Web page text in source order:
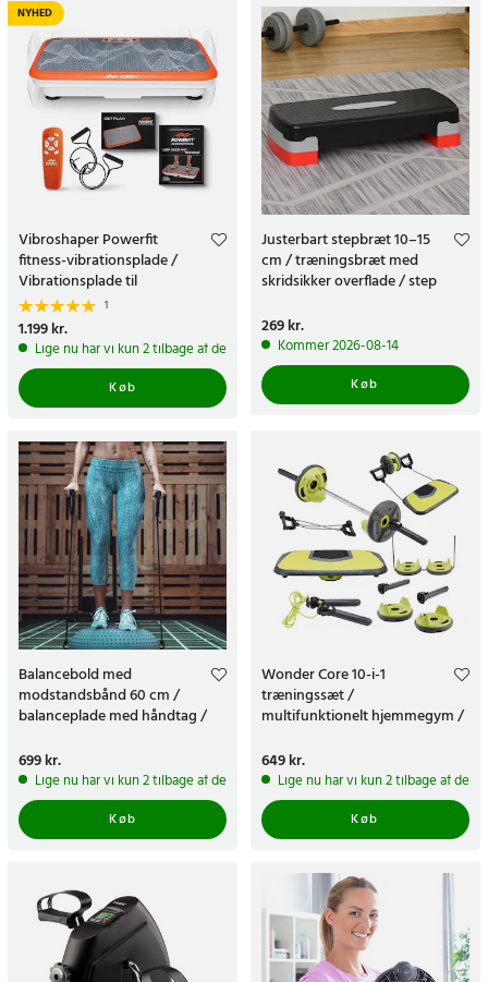
NYHED
Vibroshaper Powerfit
fitness-vibrationsplade /
Vibrationsplade til
hjemmetræning
1
Pris:1.199 kr.
1.199 kr.
Lige nu har vi kun 2 tilbage af dette produkt
Køb
Justerbart stepbræt 10–15
cm / træningsbræt med
skridsikker overflade / step
Pris:269 kr.
269 kr.
Kommer 2026-08-14
Køb
Balancebold med
modstandsbånd 60 cm /
balanceplade med håndtag /
Pris:699 kr.
699 kr.
Lige nu har vi kun 2 tilbage af dette produkt
Køb
Wonder Core 10-i-1
træningssæt /
multifunktionelt hjemmegym /
hele kroppen
Pris:649 kr.
649 kr.
Lige nu har vi kun 2 tilbage af
Køb